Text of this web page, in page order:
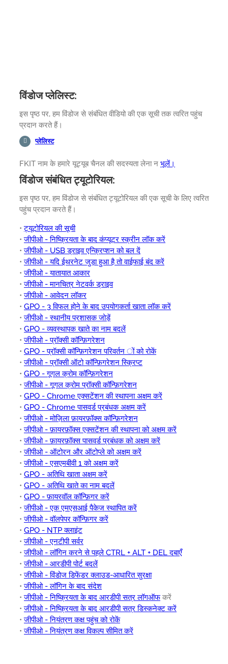
विंडोज प्लेलिस्ट:
इस पृष्ठ पर, हम विंडोज से संबंधित वीडियो की एक सूची तक त्वरित पहुंच
प्रदान करते हैं।
प्लेलिस्ट
FKIT नाम के हमारे यूट्यूब चैनल की सदस्यता लेना न भूलें।
विंडोज संबंधित ट्यूटोरियल:
इस पृष्ठ पर, हम विंडोज से संबंधित ट्यूटोरियल की एक सूची के लिए त्वरित
पहुंच प्रदान करते हैं।
•ट्यूटोरियल की सूची
•जीपीओ - निष्क्रियता के बाद कंप्यूटर स्क्रीन लॉक करें
•जीपीओ - USB ड्राइव एन्क्रिप्शन को बल दें
•जीपीओ - यदि ईथरनेट जुड़ा हुआ है तो वाईफाई बंद करें
•जीपीओ - यातायात आकार
•जीपीओ - मानचित्र नेटवर्क ड्राइव
•जीपीओ - आवेदन लॉकर
• GPO - 3 विफल होने के बाद उपयोगकर्ता खाता लॉक करें
•जीपीओ - स्थानीय प्रशासक जोड़ें
• GPO - व्यवस्थापक खाते का नाम बदलें
•जीपीओ - प्रॉक्सी कॉन्फ़िगरेशन
• GPO - प्रॉक्सी कॉन्फ़िगरेशन परिवर्तन ों को रोकें
•जीपीओ - प्रॉक्सी ऑटो कॉन्फ़िगरेशन स्क्रिप्ट
• GPO - गूगल क्रोम कॉन्फ़िगरेशन
•जीपीओ - गूगल क्रोम प्रॉक्सी कॉन्फ़िगरेशन
• GPO - Chrome एक्सटेंशन की स्थापना अक्षम करें
• GPO - Chrome पासवर्ड प्रबंधक अक्षम करें
•जीपीओ - मोज़िला फ़ायरफ़ॉक्स कॉन्फ़िगरेशन
•जीपीओ - फ़ायरफ़ॉक्स एक्सटेंशन की स्थापना को अक्षम करें
•जीपीओ - फ़ायरफ़ॉक्स पासवर्ड प्रबंधक को अक्षम करें
•जीपीओ - ऑटोरन और ऑटोप्ले को अक्षम करें
•जीपीओ - एसएमबीवी 1 को अक्षम करें
• GPO - अतिथि खाता अक्षम करें
• GPO - अतिथि खाते का नाम बदलें
• GPO - फ़ायरवॉल कॉन्फ़िगर करें
•जीपीओ - एक एमएसआई पैकेज स्थापित करें
•जीपीओ - वॉलपेपर कॉन्फ़िगर करें
• GPO - NTP क्लाइंट
•जीपीओ - एनटीपी सर्वर
•जीपीओ - लॉगिन करने से पहले CTRL + ALT + DEL दबाएँ
•जीपीओ - आरडीपी पोर्ट बदलें
•जीपीओ - विंडोज डिफेंडर क्लाउड-आधारित सुरक्षा
•जीपीओ - लॉगिन के बाद संदेश
•जीपीओ - निष्क्रियता के बाद आरडीपी सत्र लॉगऑफकरें
•जीपीओ - निष्क्रियता के बाद आरडीपी सत्र डिस्कनेक्ट करें
•जीपीओ - नियंत्रण कक्ष पहुंच को रोकें
•जीपीओ - नियंत्रण कक्ष विकल्प सीमित करें